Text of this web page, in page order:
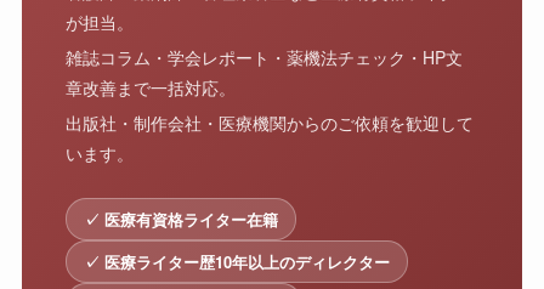
が担当。
雑誌コラム・学会レポート・薬機法チェック・HP文
章改善まで一括対応。
出版社・制作会社・医療機関からのご依頼を歓迎して
います。
✓ 医療有資格ライター在籍
✓ 医療ライター歴10年以上のディレクター